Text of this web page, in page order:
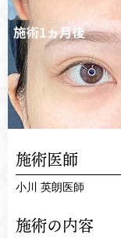
施術医師
小川 英朗医師
施術の内容